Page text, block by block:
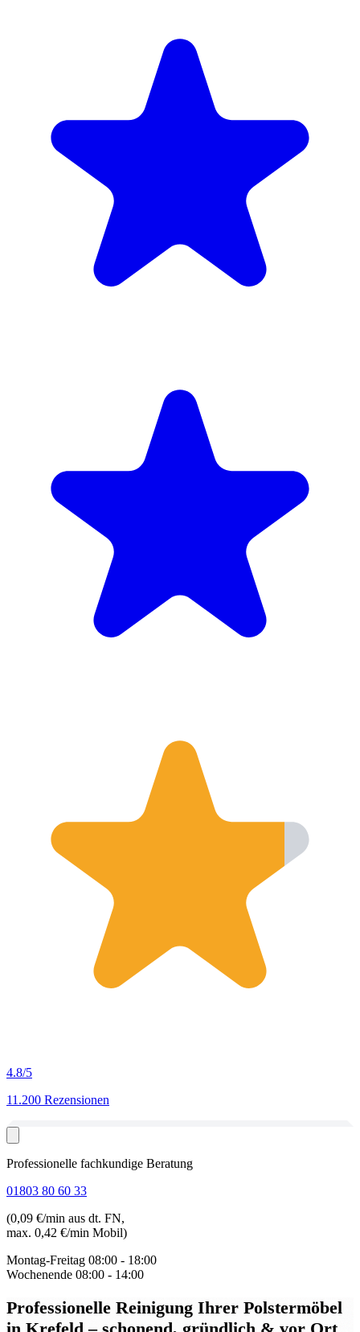
4.8/5
11.200 Rezensionen
Professionelle fachkundige Beratung
01803 80 60 33
(0,09 €/min aus dt. FN,
max. 0,42 €/min Mobil)
Montag-Freitag 08:00 - 18:00
Wochenende 08:00 - 14:00
Professionelle Reinigung Ihrer Polstermöbel